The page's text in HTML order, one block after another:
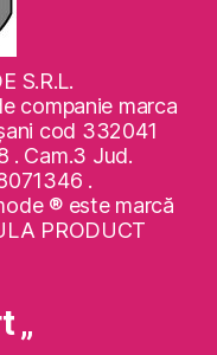
S.R.L.
companie marca
cod 332041
. Cam.3 Jud.
.
® este marcă
PRODUCT
„